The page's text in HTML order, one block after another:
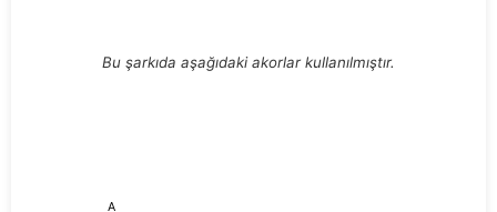
Bu şarkıda aşağıdaki akorlar kullanılmıştır.
A